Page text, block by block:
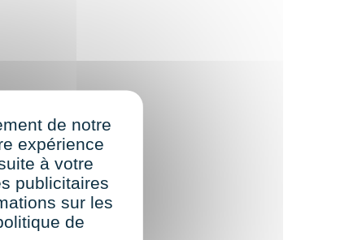
de notre
expérience
à votre
publicitaires
sur les
de